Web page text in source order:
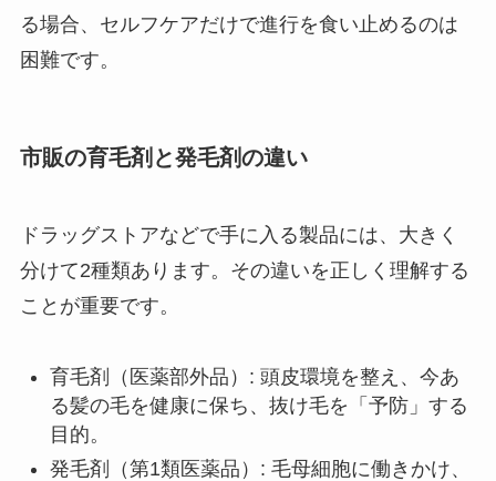
る場合、セルフケアだけで進行を食い止めるのは
困難です。
市販の育毛剤と発毛剤の違い
ドラッグストアなどで手に入る製品には、大きく
分けて2種類あります。その違いを正しく理解する
ことが重要です。
育毛剤（医薬部外品）: 頭皮環境を整え、今あ
る髪の毛を健康に保ち、抜け毛を「予防」する
目的。
発毛剤（第1類医薬品）: 毛母細胞に働きかけ、